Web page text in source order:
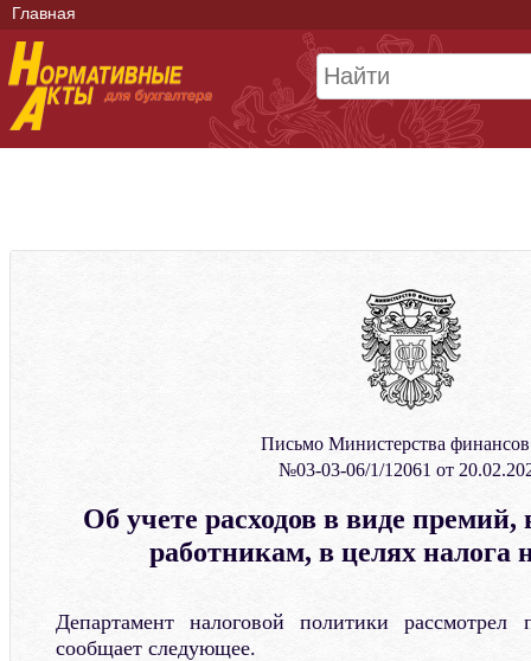
Главная
Письмо Министерства
№03-03-06/1/12061 от
Об учете расходов в виде
работникам, в целях налога
Департамент налоговой политики
сообщает следующее.